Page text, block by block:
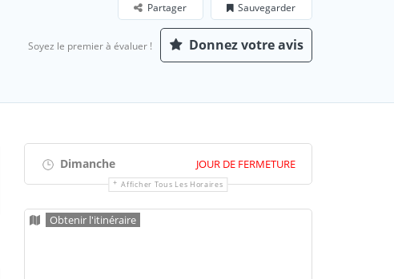
Sauvegarder
Partager
Soyez le premier à évaluer ! Donnez votre avis
Dimanche JOUR DE FERMETURE
Afficher Tous Les Horaires
Obtenir l'itinéraire